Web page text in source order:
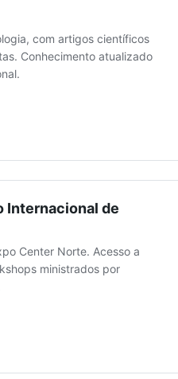
com artigos científicos
Conhecimento atualizado
Internacional de
Center Norte. Acesso a
ministrados por